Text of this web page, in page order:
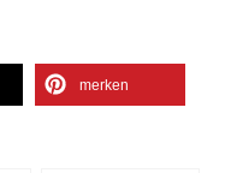
merken